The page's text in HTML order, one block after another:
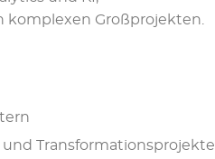
Großprojekten.
Transformationsprojekte